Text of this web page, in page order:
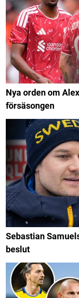
Nya orden om
försäsongen
Sebastian
beslut